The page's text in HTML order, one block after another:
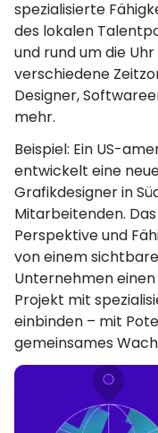
spezialisierte
des lokalen
und rund um die
verschiedene
Designer,
mehr.
Beispiel: Ein US-
entwickelt eine
Grafikdesigner in
Mitarbeitenden.
Perspektive und
von einem
Unternehmen
Projekt mit
einbinden – mit
gemeinsames